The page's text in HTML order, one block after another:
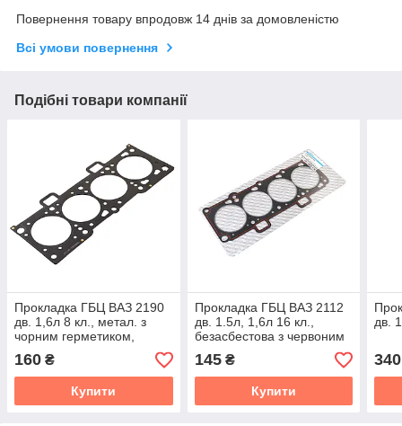
Повернення товару впродовж 14 днів за домовленістю
Всі умови повернення
Подібні товари компанії
Прокладка ГБЦ ВАЗ 2190
дв. 1,6л 8 кл., метал. з
чорним герметиком,
суцільне покриття
160 ₴
Купити
Прокладка ГБЦ ВАЗ 2112
дв. 1.5л, 1,6л 16 кл.,
безасбестова з червоним
герметиком
145₴
Купити
дв.
340